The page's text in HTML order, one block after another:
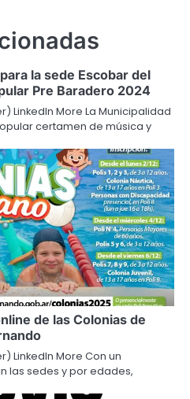
la sede Escobar del
Pre Baradero 2024
LinkedIn More La Municipalidad
certamen de música y
de las Colonias de
LinkedIn More Con un
las sedes y por edades,